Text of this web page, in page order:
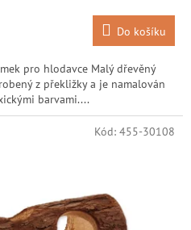
Do košíku
pro hlodavce Malý dřevěný
z překližky a je namalován
barvami....
Kód: 455-30108